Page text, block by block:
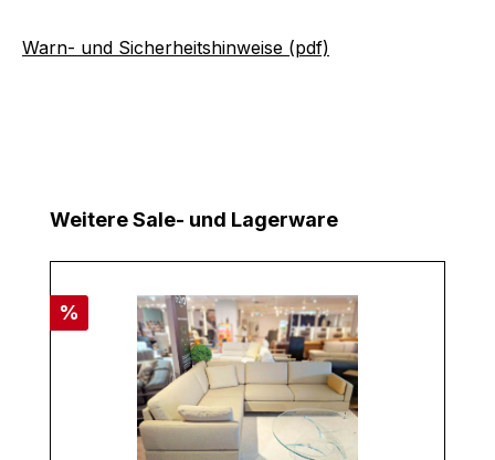
Warn- und Sicherheitshinweise (pdf)
Produktgalerie überspringen
Weitere Sale- und Lagerware
Rabatt
%